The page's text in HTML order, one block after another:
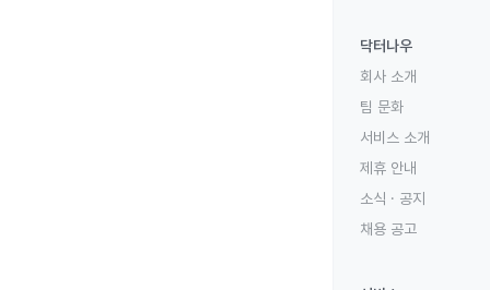
닥터나우
회사 소개
팀 문화
서비스 소개
제휴 안내
소식 · 공지
채용 공고